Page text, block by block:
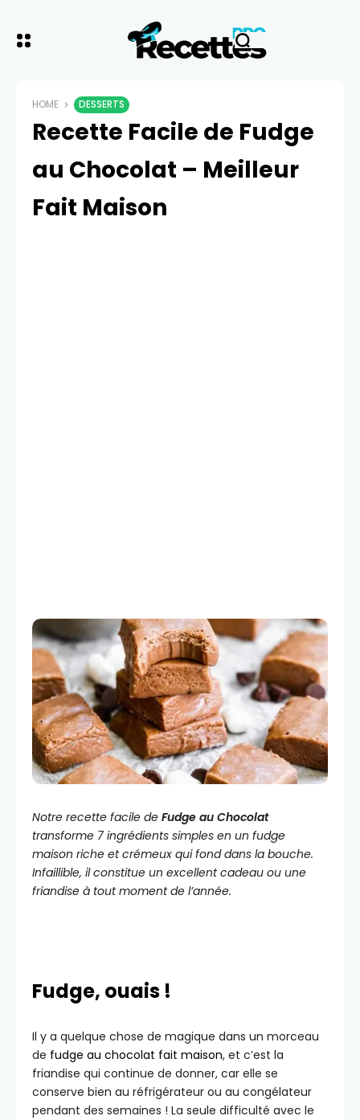
HOME DESSERTS
Recette Facile de Fudge
au Chocolat – Meilleur
Fait Maison
Notre recette facile de Fudge au Chocolat
transforme 7 ingrédients simples en un fudge
maison riche et crémeux qui fond dans la bouche.
Infaillible, il constitue un excellent cadeau ou une
friandise à tout moment de l’année.
Fudge, ouais !
Il y a quelque chose de magique dans un morceau
de fudge au chocolat fait maison, et c’est la
friandise qui continue de donner, car elle se
conserve bien au réfrigérateur ou au congélateur
pendant des semaines ! La seule difficulté avec le